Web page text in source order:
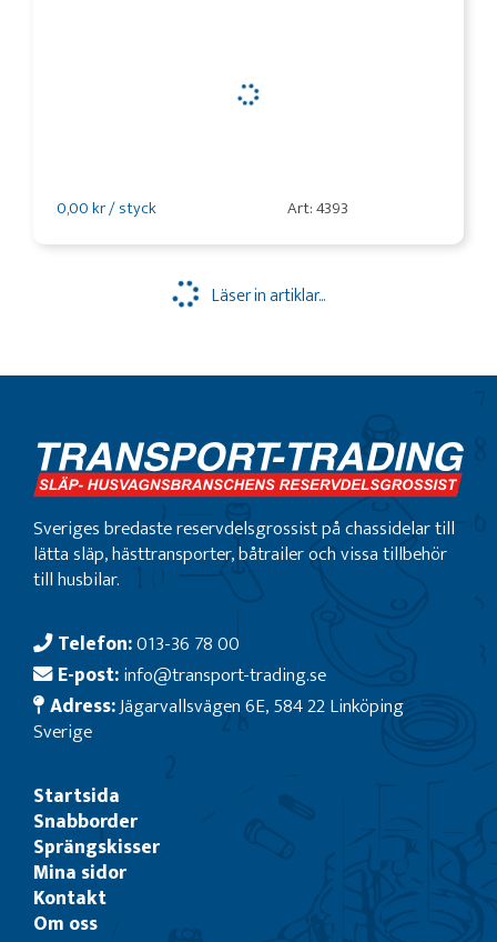
0,00 kr / styck Art: 4393
Läser in artiklar...
Sveriges bredaste reservdelsgrossist på chassidelar till
lätta släp, hästtransporter, båtrailer och vissa tillbehör
till husbilar.
Telefon:013-36 78 00
E-post:info@transport-trading.se
Adress:Jägarvallsvägen 6E, 584 22 Linköping
Sverige
Startsida
Snabborder
Sprängskisser
Mina sidor
Kontakt
Om oss